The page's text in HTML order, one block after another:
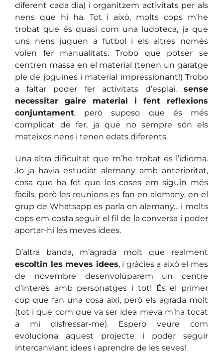
diferent cada dia) i organitzem activitats per als
nens que hi ha. Tot i això, molts cops m’he
trobat que és quasi com una ludoteca, ja que
uns nens juguen a futbol i els altres només
volen fer manualitats. Trobo que potser se
centren massa en el material (tenen un garatge
ple de joguines i material impressionant!) Trobo
a faltar poder fer activitats d’esplai, sense
necessitar gaire material i fent reflexions
conjuntament, però suposo que és més
complicat de fer, ja que no sempre són els
mateixos nens i tenen edats diferents.
Una altra dificultat que m’he trobat és l’idioma.
Jo ja havia estudiat alemany amb anterioritat,
cosa que ha fet que les coses em siguin més
fàcils, però les reunions es fan en alemany, en el
grup de Whatsapp es parla en alemany… i molts
cops em costa seguir el fil de la conversa i poder
aportar-hi les meves idees.
D’altra banda, m’agrada molt que realment
escoltin les meves idees, i gràcies a això el mes
de novembre desenvoluparem un centre
d’interès amb personatges i tot! És el primer
cop que fan una cosa així, però els agrada molt
(tot i que com que va ser idea meva m’ha tocat
a mi disfressar-me). Espero veure com
evoluciona aquest projecte i poder seguir
intercanviant idees i aprendre de les seves!